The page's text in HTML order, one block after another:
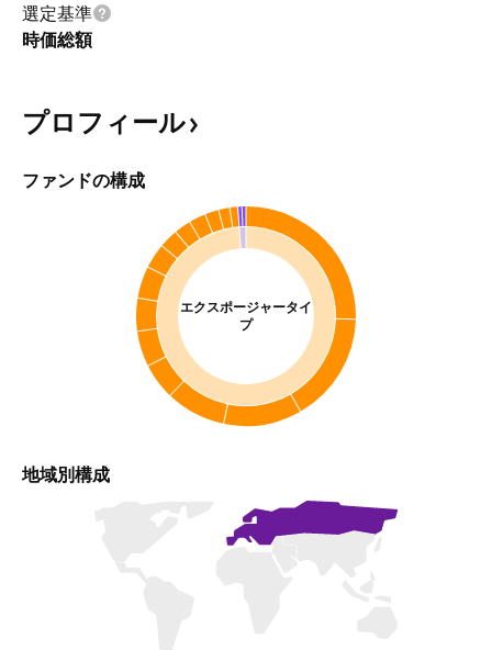
選定基準
時価総額
プロフィール
ファンドの構成
エクスポージャータイ
プ
地域別構成